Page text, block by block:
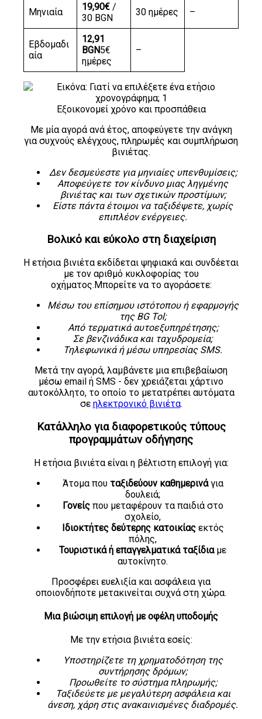
Μηνιαία 19,90€ /
30 BGN
30 ημέρες –
Εβδομαδι
αία
12,91
BGN5€
ημέρες
–
Εξοικονομεί χρόνο και προσπάθεια
Με μία αγορά ανά έτος, αποφεύγετε την ανάγκη
για συχνούς ελέγχους, πληρωμές και συμπλήρωση
βινιέτας.
Δεν δεσμεύεστε για μηνιαίες υπενθυμίσεις;
Αποφεύγετε τον κίνδυνο μιας ληγμένης
βινιέτας και των σχετικών προστίμων;
Είστε πάντα έτοιμοι να ταξιδέψετε, χωρίς
επιπλέον ενέργειες.
Βολικό και εύκολο στη διαχείριση
Η ετήσια βινιέτα εκδίδεται ψηφιακά και συνδέεται
με τον αριθμό κυκλοφορίας του
οχήματος.Μπορείτε να το αγοράσετε:
Μέσω του επίσημου ιστότοπου ή εφαρμογής
της BG Tol;
Από τερματικά αυτοεξυπηρέτησης;
Σε βενζινάδικα και ταχυδρομεία;
Τηλεφωνικά ή μέσω υπηρεσίας SMS.
Μετά την αγορά, λαμβάνετε μια επιβεβαίωση
μέσω email ή SMS - δεν χρειάζεται χάρτινο
αυτοκόλλητο, το οποίο το μετατρέπει αυτόματα
σε ηλεκτρονικό βινιέτα.
Κατάλληλο για διαφορετικούς τύπους
προγραμμάτων οδήγησης
Η ετήσια βινιέτα είναι η βέλτιστη επιλογή για:
Άτομα που ταξιδεύουν καθημερινάγια
δουλειά;
Γονείςπου μεταφέρουν τα παιδιά στο
σχολείο,
Ιδιοκτήτες δεύτερης κατοικίαςεκτός
πόλης,
Τουριστικά ή επαγγελματικά ταξίδιαμε
αυτοκίνητο.
Προσφέρει ευελιξία και ασφάλεια για
οποιονδήποτε μετακινείται συχνά στη χώρα.
Μια βιώσιμη επιλογή με οφέλη υποδομής
Με την ετήσια βινιέτα εσείς:
Υποστηρίζετε τη χρηματοδότηση της
συντήρησης δρόμων;
Προωθείτε το σύστημα πληρωμής;
Ταξιδεύετε με μεγαλύτερη ασφάλεια και
άνεση, χάρη στις ανακαινισμένες διαδρομές.